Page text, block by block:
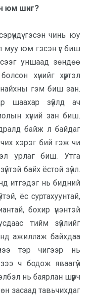
ч юм шиг?
гэсэн чинь юу
муу юм гэсэн үг биш
уншаад зөн­дөө
хүнийг хүртэл
гэм биш зан.
шаахар зүйлд ач
хүний зан биш.
байж л байдаг
хэрэг бий гэж чи
урлаг биш. Утга
байх ёстой зүйл.
итгэдэг нь бидний
ёс суртахуунтай,
бохир үнэнтэй
тийм зүйлийг
ажил­лаж байхдаа
тэр чигээр нь
ч бодож яваагүй
нь баяр­лан шүүрч
засаад тавьчихдаг